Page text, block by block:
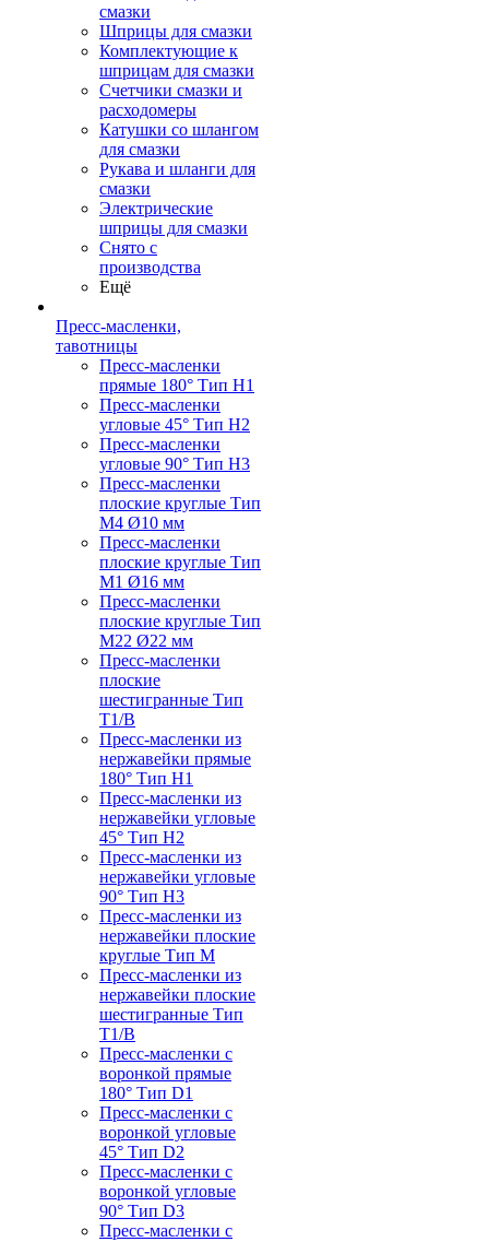
смазки
Шприцы для смазки
Комплектующие к
шприцам для смазки
Счетчики смазки и
расходомеры
Катушки со шлангом
для смазки
Рукава и шланги для
смазки
Электрические
шприцы для смазки
Снято с
производства
Ещё
Пресс-масленки,
тавотницы
Пресс-масленки
прямые 180° Тип H1
Пресс-масленки
угловые 45° Тип H2
Пресс-масленки
угловые 90° Тип H3
Пресс-масленки
плоские круглые Тип
M4 Ø10 мм
Пресс-масленки
плоские круглые Тип
M1 Ø16 мм
Пресс-масленки
плоские круглые Тип
M22 Ø22 мм
Пресс-масленки
плоские
шестигранные Тип
T1/B
Пресс-масленки из
нержавейки прямые
180° Тип H1
Пресс-масленки из
нержавейки угловые
45° Тип H2
Пресс-масленки из
нержавейки угловые
90° Тип H3
Пресс-масленки из
нержавейки плоские
круглые Тип M
Пресс-масленки из
нержавейки плоские
шестигранные Тип
T1/B
Пресс-масленки с
воронкой прямые
180° Тип D1
Пресс-масленки с
воронкой угловые
45° Тип D2
Пресс-масленки с
воронкой угловые
90° Тип D3
Пресс-масленки с